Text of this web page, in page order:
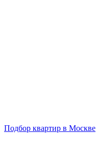
Подбор квартир в Москве